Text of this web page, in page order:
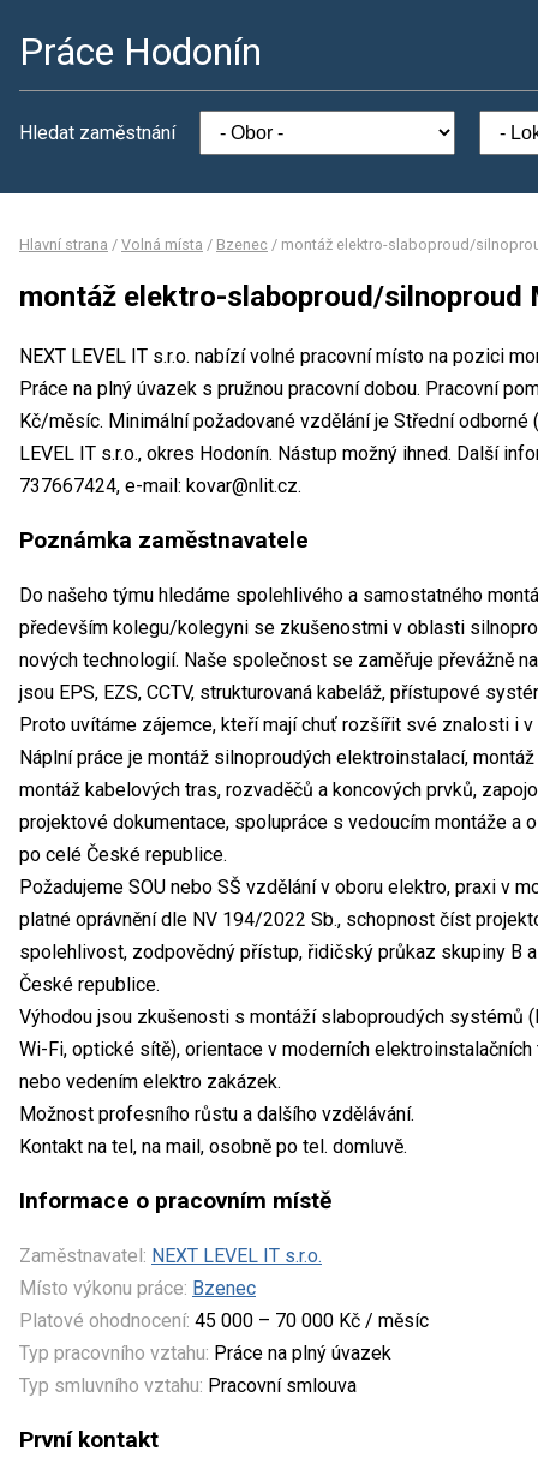
Práce Hodonín
Hledat zaměstnání
Hlavní strana / Volná místa / Bzenec / montáž elektro-slaboproud/
montáž elektro-slaboproud/silnoproud
NEXT LEVEL IT s.r.o. nabízí volné pracovní místo na pozici
Práce na plný úvazek s pružnou pracovní dobou. Pracovní
Kč/měsíc. Minimální požadované vzdělání je Střední odborné
LEVEL IT s.r.o., okres Hodonín. Nástup možný ihned. Další
737667424, e-mail: kovar@nlit.cz.
Poznámka zaměstnavatele
Do našeho týmu hledáme spolehlivého a samostatného
především kolegu/kolegyni se zkušenostmi v oblasti
nových technologií. Naše společnost se zaměřuje převážně
jsou EPS, EZS, CCTV, strukturovaná kabeláž, přístupové
Proto uvítáme zájemce, kteří mají chuť rozšířit své znalosti i
Náplní práce je montáž silnoproudých elektroinstalací,
montáž kabelových tras, rozvaděčů a koncových prvků,
projektové dokumentace, spolupráce s vedoucím montáže a
po celé České republice.
Požadujeme SOU nebo SŠ vzdělání v oboru elektro, praxi v
platné oprávnění dle NV 194/2022 Sb., schopnost číst
spolehlivost, zodpovědný přístup, řidičský průkaz skupiny B
České republice.
Výhodou jsou zkušenosti s montáží slaboproudých systémů
Wi-Fi, optické sítě), orientace v moderních
nebo vedením elektro zakázek.
Možnost profesního růstu a dalšího vzdělávání.
Kontakt na tel, na mail, osobně po tel. domluvě.
Informace o pracovním místě
Zaměstnavatel: NEXT LEVEL IT s.r.o.
Místo výkonu práce: Bzenec
Platové ohodnocení: 45 000 – 70 000 Kč / měsíc
Typ pracovního vztahu: Práce na plný úvazek
Typ smluvního vztahu: Pracovní smlouva
První kontakt